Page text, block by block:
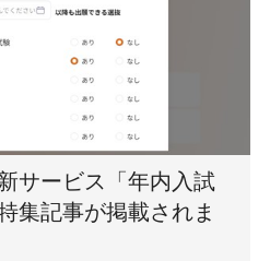
サービス「年内入試
集記事が掲載されま